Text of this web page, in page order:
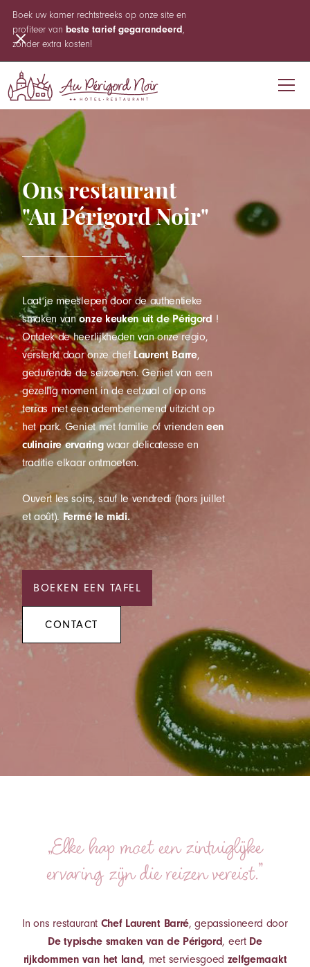
Boek uw kamer rechtstreeks op onze site en
profiteer van beste tarief gegarandeerd,
zonder extra kosten!
Ons restaurant
"Au Périgord Noir"
Laat je meeslepen door de authentieke
smaken vanonze keuken uit de Périgord !
Ontdek de heerlijkheden van onze regio,
versterkt door onze chef Laurent Barre,
gedurende de seizoenen. Geniet van een
gezellig moment in de eetzaal of op ons
terras met een adembenemend uitzicht op
het park. Geniet met familie of vrienden een
culinaire ervaringwaar delicatesse en
traditie elkaar ontmoeten.
Ouvert les soirs, sauf le vendredi (hors juillet
et août). Fermé le midi.
BOEKEN EEN TAFEL
CONTACT
„Elke hap moet een zintuiglijke
ervaring zijn die reizen vereist.”
In ons restaurant Chef Laurent Barré, gepassioneerd door
De typische smaken van de Périgord, eert De
rijkdommen van het land, met serviesgoed zelfgemaakt